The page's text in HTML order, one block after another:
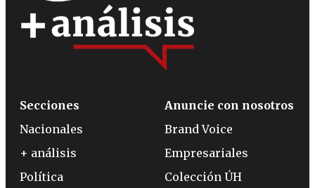
Secciones
Nacionales
+ análisis
Política
Anuncie con nosotros
Brand Voice
Empresariales
Colección ÚH